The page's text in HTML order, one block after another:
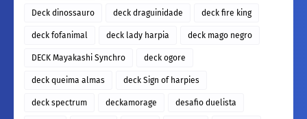
Deck dinossauro deck draguinidade deck fire king
deck fofanimal deck lady harpia deck mago negro
DECK Mayakashi Synchro deck ogore
deck queima almas deck Sign of harpies
deck spectrum deckamorage desafio duelista